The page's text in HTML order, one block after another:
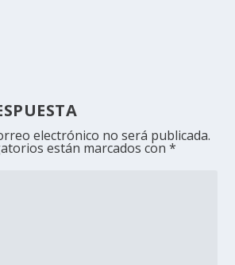
electrónico no será publicada.
están marcados con*